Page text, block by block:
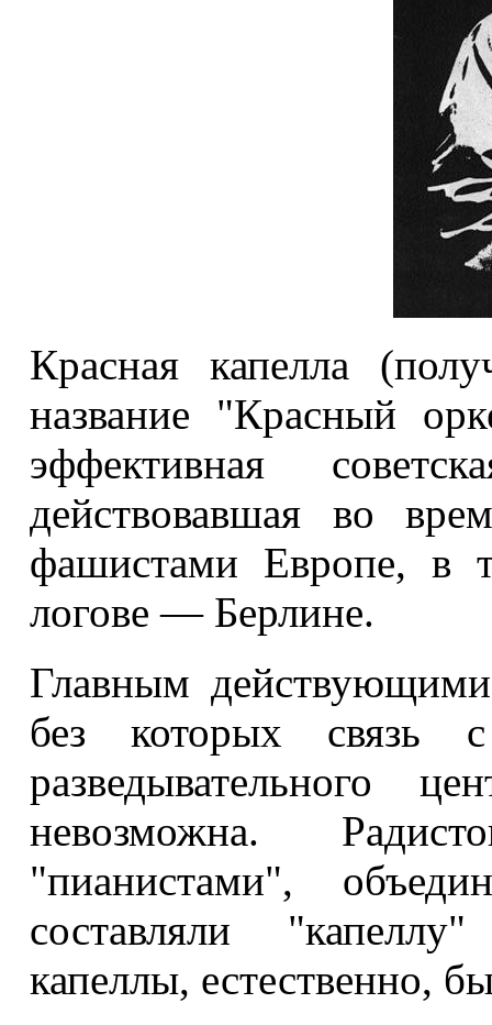
Красная капелла
название "Красный
эффективная
действовавшая во
фашистами Европе, в
логове — Берлине.
Главным
без которых связь
разведывательного
невозможна.
"пианистами",
составляли
капеллы, естественно,